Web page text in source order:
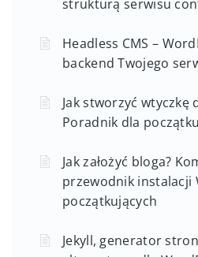
strukturą serwisu
Headless CMS –
backend Twojego
Jak stworzyć wtyczkę
Poradnik dla
Jak założyć bloga?
przewodnik instalacji
początkujących
Jekyll, generator